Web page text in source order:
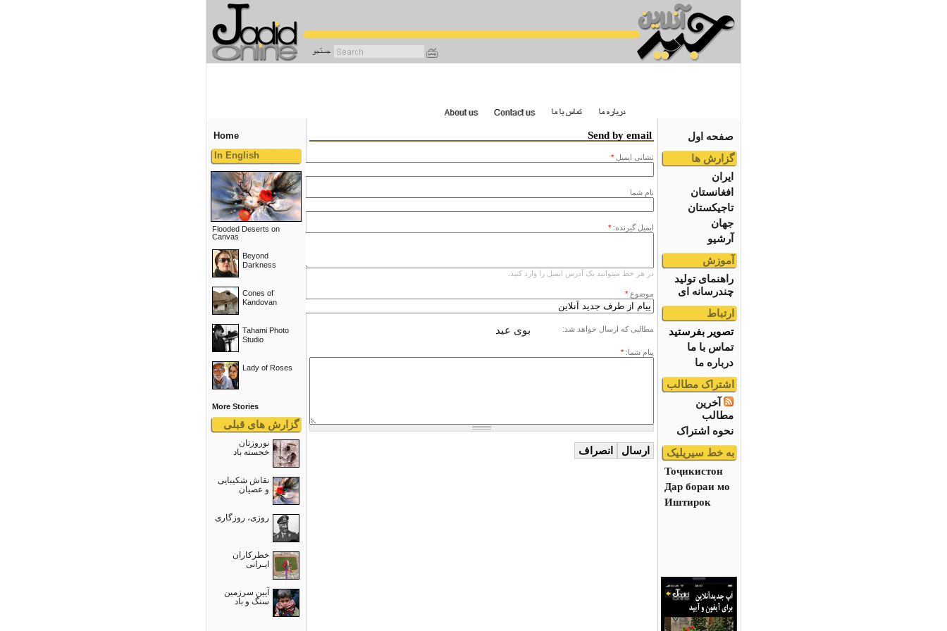
صفحه اول
گزارش ها
ایران
افغانستان
تاجیکستان
جهان
آرشیو
آموزش
راهنمای تولید
چندرسانه ای
ارتباط
تصویر بفرستید
تماس با ما
درباره ما
اشتراک مطالب
آخرین
مطالب
نحوه اشتراک
به خط سیریلیک
Тоҷикистон
Дар бораи мо
Иштирок
Home
In English
Flooded Deserts on
Canvas
Beyond
Darkness
Cones of
Kandovan
Tahami Photo
Studio
Lady of Roses
More Stories
گزارش های قبلی
نوروزتان
خجسته باد
نقاش شکیبایی
و عصيان
روزی، روزگاری
خطرکاران
ایـرانی
آیین سرزمین
سنگ و باد
Send by email
نشانى ايميل *
نام شما
ایمیل گیرنده: *
در هر خط میتوانید یک آدرس ایمیل را وارد کنید.
موضوع *
مطالبی که ارسال خواهد شد: بوی عید
پیام شما: *